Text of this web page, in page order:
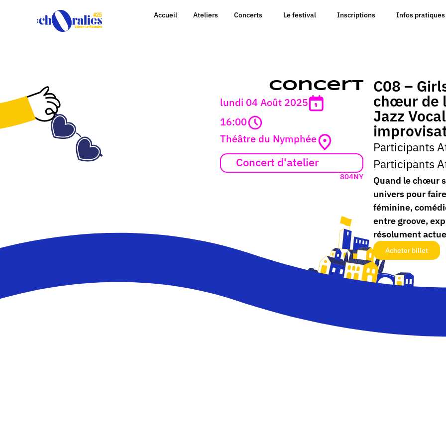
Accueil Ateliers Concerts Le festival Inscriptions Infos pratiques
Concert
lundi 04 Août 2025
16:00
Théâtre du Nymphée
Concert d'atelier
804NY
C08 –
chœur de
Jazz
Participants
Participants
Quand le chœur
univers pour
féminine,
entre groove,
résolument
Acheter billet